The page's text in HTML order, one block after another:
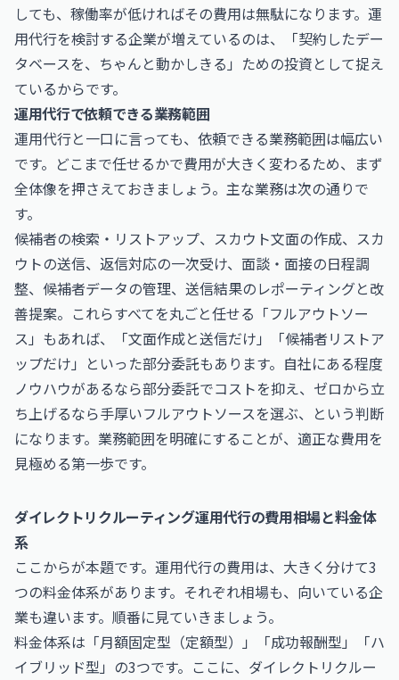
しても、稼働率が低ければその費用は無駄になります。運
用代行を検討する企業が増えているのは、「契約したデー
タベースを、ちゃんと動かしきる」ための投資として捉え
ているからです。
運用代行で依頼できる業務範囲
運用代行と一口に言っても、依頼できる業務範囲は幅広い
です。どこまで任せるかで費用が大きく変わるため、まず
全体像を押さえておきましょう。主な業務は次の通りで
す。
候補者の検索・リストアップ、スカウト文面の作成、スカ
ウトの送信、返信対応の一次受け、面談・面接の日程調
整、候補者データの管理、送信結果のレポーティングと改
善提案。これらすべてを丸ごと任せる「フルアウトソー
ス」もあれば、「文面作成と送信だけ」「候補者リストア
ップだけ」といった部分委託もあります。自社にある程度
ノウハウがあるなら部分委託でコストを抑え、ゼロから立
ち上げるなら手厚いフルアウトソースを選ぶ、という判断
になります。業務範囲を明確にすることが、適正な費用を
見極める第一歩です。
ダイレクトリクルーティング運用代行の費用相場と料金体
系
ここからが本題です。運用代行の費用は、大きく分けて3
つの料金体系があります。それぞれ相場も、向いている企
業も違います。順番に見ていきましょう。
料金体系は「月額固定型（定額型）」「成功報酬型」「ハ
イブリッド型」の3つです。ここに、ダイレクトリクルー